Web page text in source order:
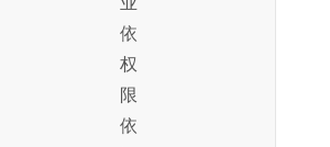
依
权
限
依